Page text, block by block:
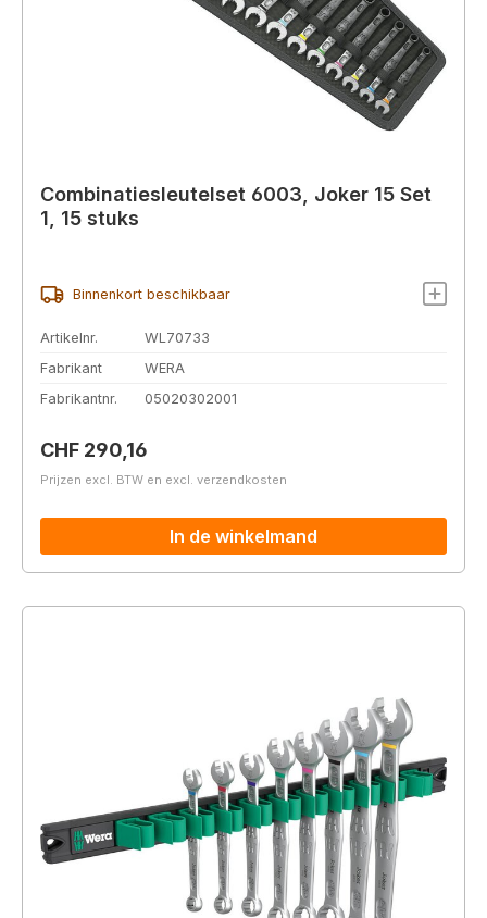
Combinatiesleutelset 6003, Joker 15 Set
1, 15 stuks
Binnenkort beschikbaar
Artikelnr.
WL70733
Fabrikant
WERA
Fabrikantnr.
05020302001
Normale prijs:
CHF 290,16
Prijzen excl. BTW en excl. verzendkosten
In de winkelmand